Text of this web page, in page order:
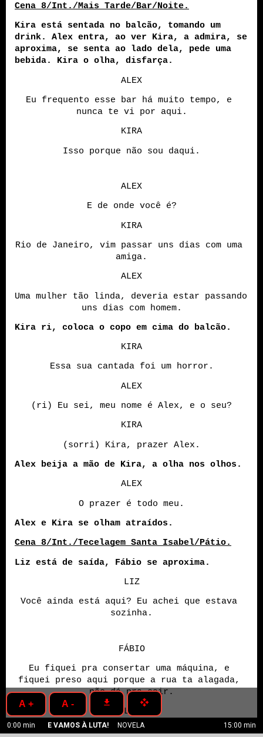
0:00 min E VAMOS À LUTA! NOVELA 15:00 min
A + A - get_app open_with
Cena 8/Int./Mais Tarde/Bar/Noite.
Kira está sentada no balcão, tomando um
drink. Alex entra, ao ver Kira, a admira, se
aproxima, se senta ao lado dela, pede uma
bebida. Kira o olha, disfarça.
ALEX
Eu frequento esse bar há muito tempo, e
nunca te vi por aqui.
KIRA
Isso porque não sou daqui.
ALEX
E de onde você é?
KIRA
Rio de Janeiro, vim passar uns dias com uma
amiga.
ALEX
Uma mulher tão linda, deveria estar passando
uns dias com homem.
Kira ri, coloca o copo em cima do balcão.
KIRA
Essa sua cantada foi um horror.
ALEX
(ri) Eu sei, meu nome é Alex, e o seu?
KIRA
(sorri) Kira, prazer Alex.
Alex beija a mão de Kira, a olha nos olhos.
ALEX
O prazer é todo meu.
Alex e Kira se olham atraídos.
Cena 8/Int./Tecelagem Santa Isabel/Pátio.
Liz está de saída, Fábio se aproxima.
LIZ
Você ainda está aqui? Eu achei que estava
sozinha.
FÁBIO
Eu fiquei pra consertar uma máquina, e
fiquei preso aqui porque a rua ta alagada,
não dá pra sair.
LIZ
Como não? A tempestade já passou.